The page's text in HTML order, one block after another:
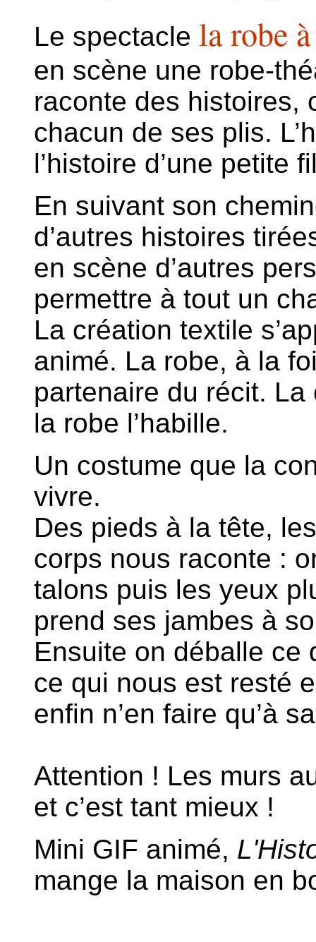
Le spectacle la robe
en scène une robe-
raconte des histoires,
chacun de ses plis.
l’histoire d’une petite
En suivant son
d’autres histoires
en scène d’autres
permettre à tout un
La création textile
animé. La robe, à la
partenaire du récit.
la robe l’habille.
Un costume que la
vivre.
Des pieds à la tête,
corps nous raconte :
talons puis les yeux
prend ses jambes à
Ensuite on déballe ce
ce qui nous est resté
enfin n’en faire qu’à
Attention ! Les murs
et c’est tant mieux !
Mini GIF animé,
mange la maison en